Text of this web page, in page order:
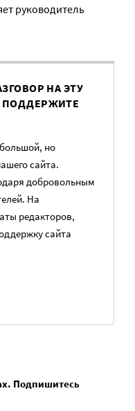
руководитель
НА ЭТУ
но
сайта.
добровольным
На
редакторов,
сайта
Подпишитесь